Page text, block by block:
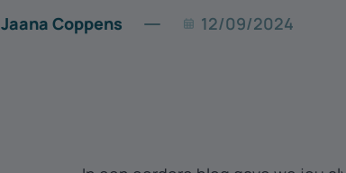
Jaana Coppens 12/09/2024